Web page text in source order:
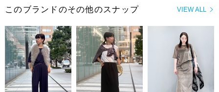
VIEW ALL
このブランドのその他のスナップ